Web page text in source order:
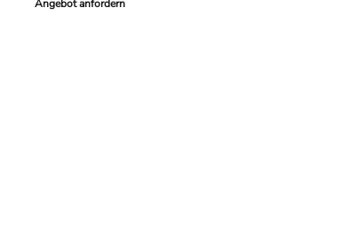
Angebot anfordern